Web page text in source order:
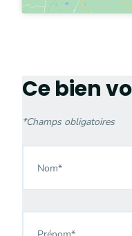
Ce bien
*Champs obligatoires